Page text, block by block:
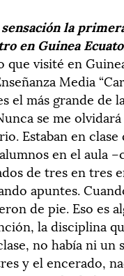
la
en Guinea
que visité en
Media
el más grande de
se me olvidará
Estaban en
en el aula
de tres en tres
apuntes.
de pie. Eso es
la disciplina
no había ni un
y el encerado,